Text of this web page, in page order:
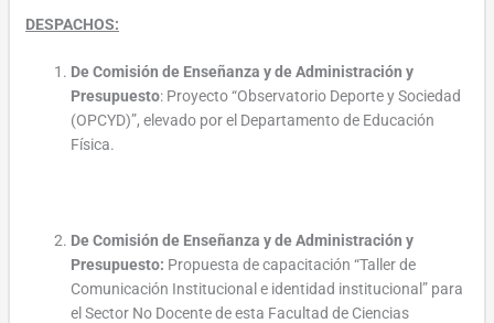
DESPACHOS:
De Comisión de Enseñanza y de Administración y
Presupuesto: Proyecto “Observatorio Deporte y Sociedad
(OPCYD)”, elevado por el Departamento de Educación
Física.
De Comisión de Enseñanza y de Administración y
Presupuesto: Propuesta de capacitación “Taller de
Comunicación Institucional e identidad institucional” para
el Sector No Docente de esta Facultad de Ciencias